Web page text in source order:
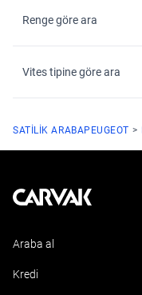
Renge göre ara
Vites tipine göre ara
SATILIK ARABAPEUGEOT
Kavak
Araba al
Kredi